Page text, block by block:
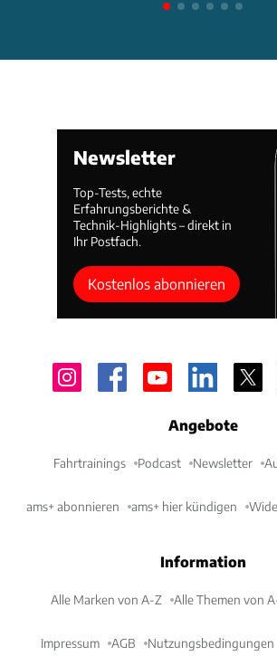
Newsletter
Top-Tests, echte
Erfahrungsberichte &
Technik-Highlights – direkt in
Ihr Postfach.
Kostenlos abonnieren
Angebote
Fahrtrainings Podcast Newsletter
ams+ abonnieren ams+ hier kündigen
Information
Alle Marken von A-Z Alle Themen von
Impressum AGB Nutzungsbedingungen